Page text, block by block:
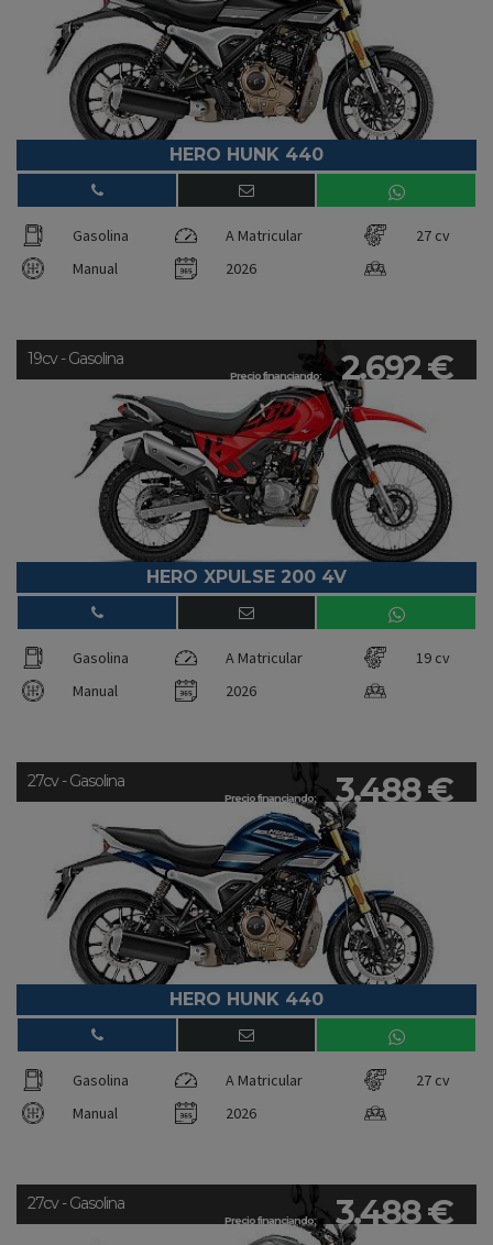
HERO HUNK 440
Gasolina A Matricular
27 cv
Manual
2026
Precio financiando: 2.692 €
19cv - Gasolina
HERO XPULSE 200 4V
Gasolina A Matricular
19 cv
Manual
2026
Precio financiando: 3.488 €
27cv - Gasolina
HERO HUNK 440
Gasolina A Matricular
27 cv
Manual
2026
Precio financiando: 3.488 €
27cv - Gasolina